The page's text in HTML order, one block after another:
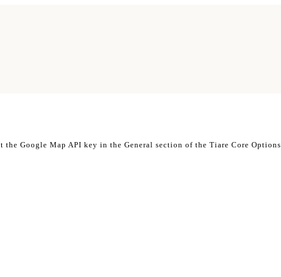
Google Map API key in the General section of the Tiare Core Options